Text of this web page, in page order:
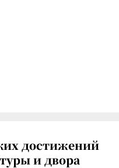
достижений
и двора